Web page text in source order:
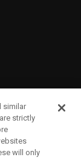
similar
strictly
will only